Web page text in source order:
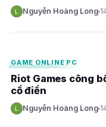
N Nguyễn Hoàng Long
GAME ONLINE PC
Riot Games công
cổ điển
N Nguyễn Hoàng Long